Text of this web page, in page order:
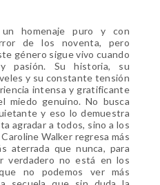
homenaje puro y con
de los noventa, pero
género sigue vivo cuando
pasión. Su historia, su
y su constante tensión
intensa y gratificante
miedo genuino. No busca
y eso lo demuestra
agradar a todos, sino a los
Walker regresa más
aterrada que nunca, para
verdadero no está en los
no podemos ver más